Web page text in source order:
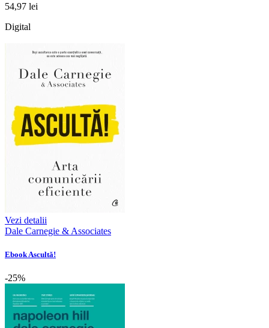
54,97 lei
Digital
Vezi detalii
Dale Carnegie & Associates
Ebook Ascultă!
-25%